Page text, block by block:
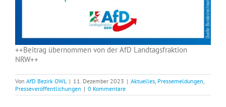
++Beitrag übernommen von der AfD Landtagsfraktion
NRW++
Von AfD Bezirk OWL | 11. Dezember 2023 | Aktuelles Pressemeldungen
Presseveröffentlichungen | 0 Kommentare